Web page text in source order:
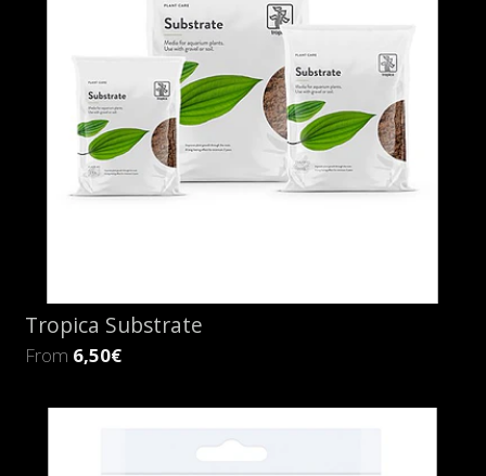
Tropica Substrate
From 6,50€